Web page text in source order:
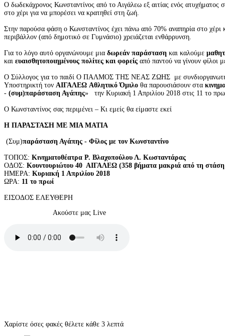
Ο δωδεκάχρονος Κωνσταντίνος από το Αιγάλεω εξ αιτίας ενός ατυχήματος
στο χέρι για να μπορέσει να κρατηθεί στη ζωή.
Στην παρούσα φάση ο Κωνσταντίνος έχει πάνω από 70% αναπηρία στο
περιβάλλον (από δημοτικό σε Γυμνάσιο) χρειάζεται ενθάρρυνση.
Για το λόγο αυτό οργανώνουμε μια δωρεάν παράσταση και καλούμε
και ευαισθητοποιημένους πολίτες και φορείς από παντού να γίνουν φίλοι
Ο Σύλλογος για το παιδί Ο ΠΑΛΜΟΣ ΤΗΣ ΝΕΑΣ ΖΩΗΣ με
Υποστηρικτή τον ΑΙΓΑΛΕΩ Αθλητικό Όμιλο θα παρουσιάσουν στα
- (συμ)παράσταση Αγάπης» την Κυριακή 1 Απριλίου 2018 στις 11 το
Ο Κωνσταντίνος σας περιμένει – Κι εμείς θα είμαστε εκεί
Η ΠΑΡΑΣΤΑΣΗ ΜΕ ΜΙΑ ΜΑΤΙΑ
(Συμ)παράσταση Αγάπης - Φίλος με τον Κωνσταντίνο
ΤΟΠΟΣ: Κινηματοθέατρα Ρ. Βλαχοπούλου Λ. Κωσταντάρας
ΟΔΟΣ: Κουντουριώτου 40 ΑΙΓΑΛΕΩ (358 βήματα μακριά από τη
ΗΜΕΡΑ: Κυριακή 1 Απριλίου 2018
ΩΡΑ: 11 το πρωί
ΕΙΣΟΔΟΣ ΕΛΕΥΘΕΡΗ
Ακούστε μας Live
Χαρίστε όσες φακές θέλετε κάθε 3 λεπτά